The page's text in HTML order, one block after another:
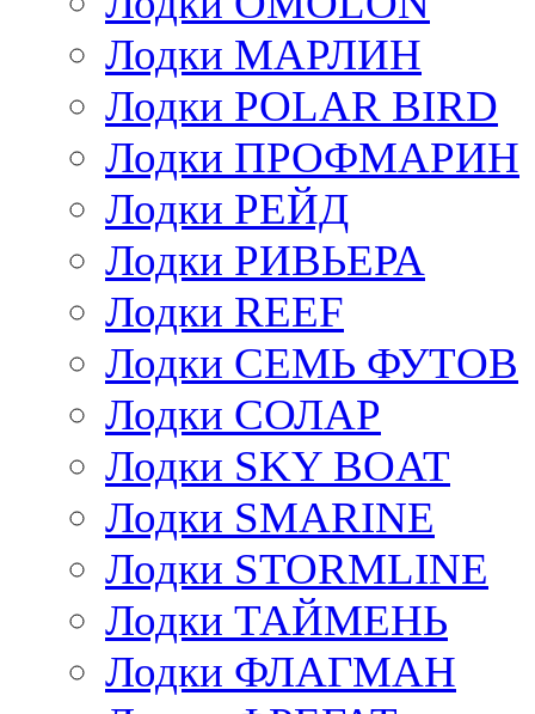
Лодки МАРЛИН
Лодки POLAR BIRD
Лодки ПРОФМАРИН
Лодки РЕЙД
Лодки РИВЬЕРА
Лодки REEF
Лодки СЕМЬ ФУТОВ
Лодки СОЛАР
Лодки SKY BOAT
Лодки SMARINE
Лодки STORMLINE
Лодки ТАЙМЕНЬ
Лодки ФЛАГМАН